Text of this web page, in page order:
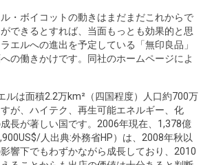
・ボイコットの動きはまだまだこれからで
できるとすれば、当面もっとも効果的と思
エルへの進出を予定している「無印良品」
の働きかけです。同社のホームページによ
は面積2.2万km²（四国程度）人口約700万
が、ハイテク、再生可能エネルギー、化
長が著しい国です。2006年現在、1,378億
人出典:外務省HP）は、2008年秋以
響下でもわずかながら成長しており、2010